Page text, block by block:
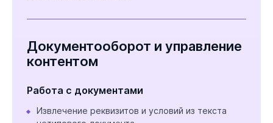
Документооборот и управление
контентом
Работа с документами
Извлечение реквизитов и условий из текста